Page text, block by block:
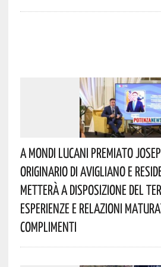
A Mondi Lucani Premiato
Originario Di Avigliano E
Metterà A Disposizione Del
Esperienze E Relazioni
Complimenti